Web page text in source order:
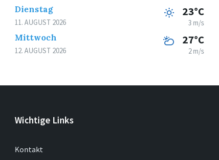
Dienstag
11. AUGUST 2026
23°C
3 m/s
Mittwoch
12. AUGUST 2026
27°C
2 m/s
Wichtige Links
Kontakt